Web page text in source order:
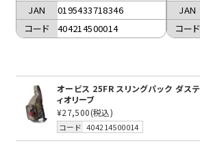
JAN
0195433718346
コード
404214500014
JAN
コード
オービス 25FR スリングパック ダステ
ィオリーブ
¥27,500(税込)
コード 404214500014